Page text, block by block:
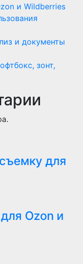
и Wildberries
и документы
зонт,
для
Ozon и